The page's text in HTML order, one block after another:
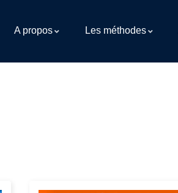
A propos Les méthodes